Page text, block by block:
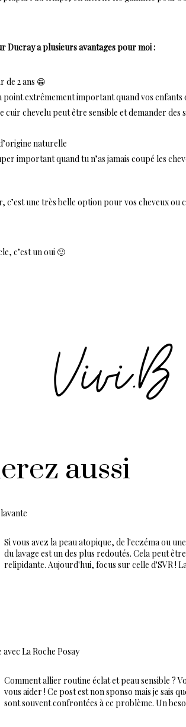
Ducray a plusieurs avantages pour moi :
de 2 ans 😁
extrêmement important quand vos enfants
chevelu peut être sensible et demander des
naturelle
important quand tu n’as jamais coupé les
c’est une très belle option pour vos cheveux ou
c’est un oui 🙂
aussi
Si vous avez la peau atopique, de l'eczéma ou
du lavage est un des plus redoutés. Cela peut
relipidante. Aujourd'hui, focus sur celle d'SVR !
La Roche Posay
Comment allier routine éclat et peau sensible ?
vous aider ! Ce post est non sponso mais je sais
sont souvent confrontées à ce problème. Un